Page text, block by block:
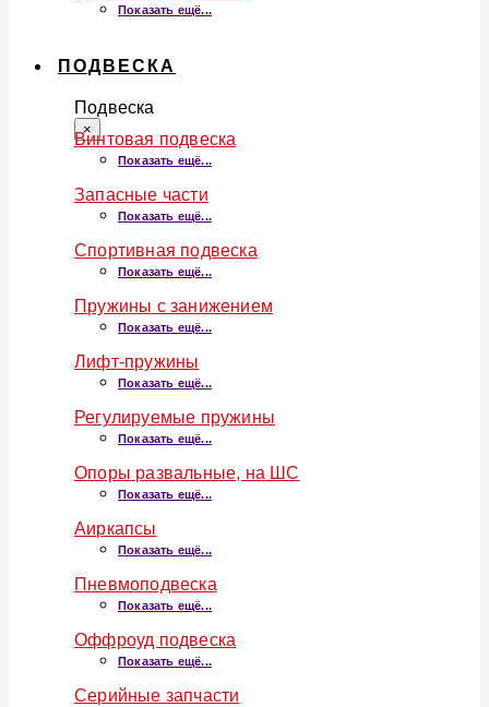
Показать ещё...
ПОДВЕСКА
Подвеска
×
Винтовая подвеска
Показать ещё...
Запасные части
Показать ещё...
Спортивная подвеска
Показать ещё...
Пружины с занижением
Показать ещё...
Лифт-пружины
Показать ещё...
Регулируемые пружины
Показать ещё...
Опоры развальные, на ШС
Показать ещё...
Аиркапсы
Показать ещё...
Пневмоподвеска
Показать ещё...
Оффроуд подвеска
Показать ещё...
Серийные запчасти